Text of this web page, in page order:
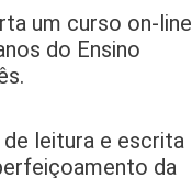
um curso on-line
do Ensino
de leitura e escrita
da